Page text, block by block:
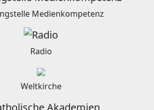
Medienkompetenz
Radio
Weltkirche